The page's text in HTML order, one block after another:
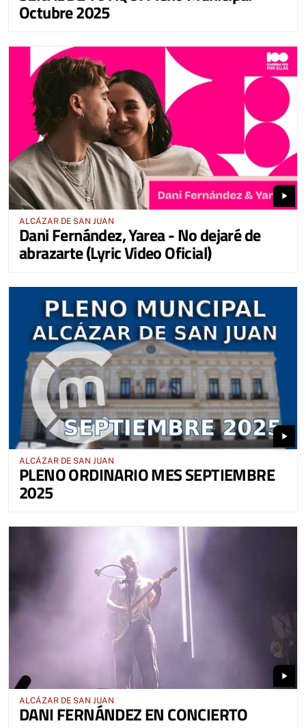
Octubre 2025
play_arrow
ALCÁZAR DE SAN JUAN
Dani Fernández, Yarea - No dejaré de
abrazarte (Lyric Video Oficial)
play_arrow
ALCÁZAR DE SAN JUAN
PLENO ORDINARIO MES SEPTIEMBRE
2025
play_arrow
ALCÁZAR DE SAN JUAN
DANI FERNÁNDEZ EN CONCIERTO